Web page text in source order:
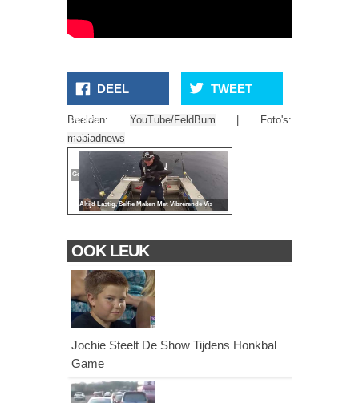
DEEL TWEET
Beelden: YouTube/FeldBum | Foto's:
mobiadnews
15 Selfie
FAILS
Zien Is
Geloven!
Altijd Lastig, Selfie Maken Met Vibrerende Vis
OOK LEUK
Jochie Steelt De Show Tijdens Honkbal
Game